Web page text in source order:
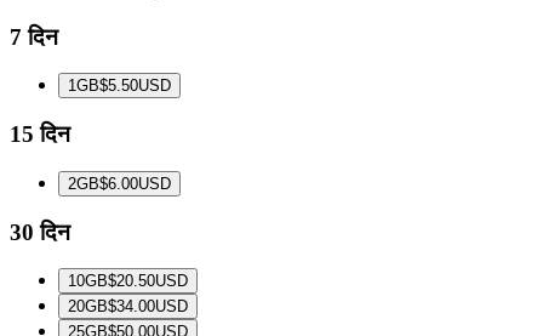
7 दिन
1GB$5.50USD
15 दिन
2GB$6.00USD
30 दिन
10GB$20.50USD
20GB$34.00USD
25GB$50.00USD